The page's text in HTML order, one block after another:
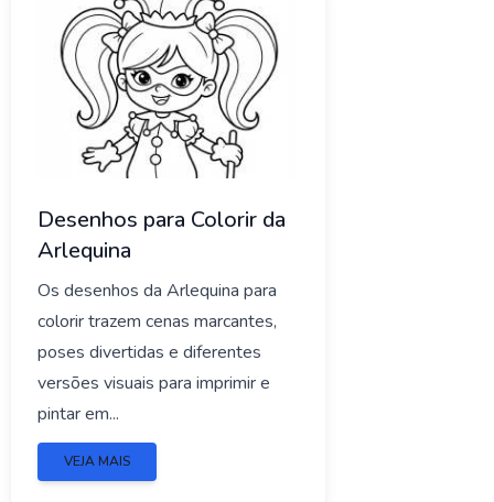
Desenhos para Colorir da
Arlequina
Os desenhos da Arlequina para
colorir trazem cenas marcantes,
poses divertidas e diferentes
versões visuais para imprimir e
pintar em...
VEJA MAIS